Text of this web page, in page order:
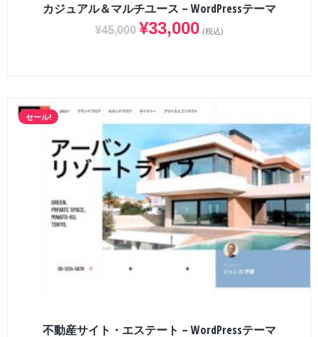
カジュアル＆マルチユース – WordPressテーマ
¥45,000 ¥33,000 (税込)
セール!
不動産サイト・エステート – WordPressテーマ